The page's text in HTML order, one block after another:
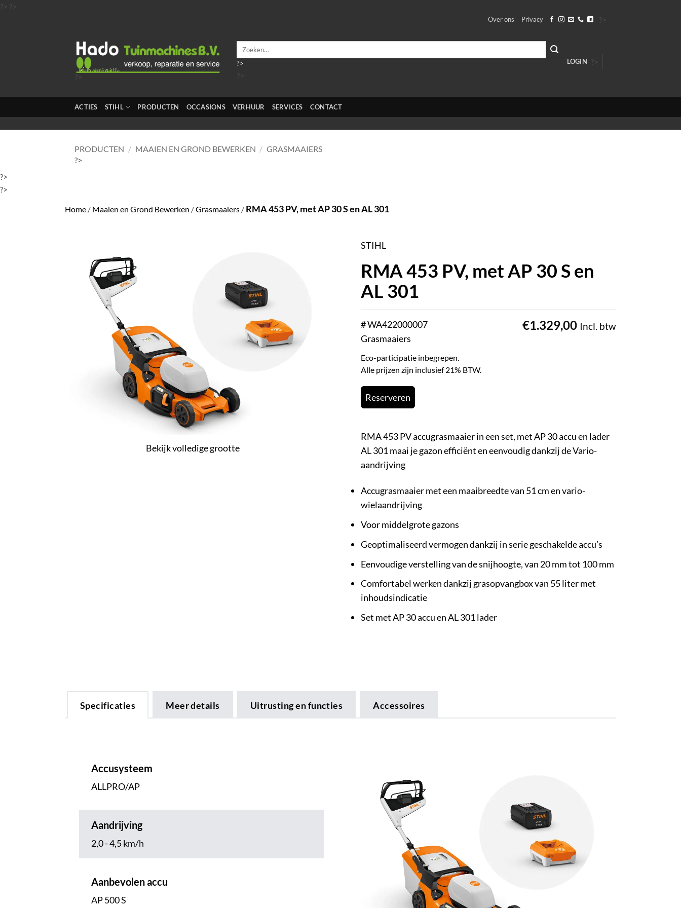
?> ?>
Over ons Privacy
?>
?>
Zoeken
?>
?>
LOGIN ?>
ACTIES STIHL PRODUCTEN OCCASIONS VERHUUR SERVICES CONTACT
PRODUCTEN / MAAIEN EN GROND BEWERKEN / GRASMAAIERS
?>
?>
?>
Home / Maaien en Grond Bewerken /Grasmaaiers / RMA 453 PV, met AP 30 S en AL 301
Bekijk volledige grootte
STIHL
RMA 453 PV, met AP 30 S en
AL 301
# WA422000007
Grasmaaiers
€1.329,00 Incl. btw
Eco-participatie inbegrepen.
Alle prijzen zijn inclusief 21% BTW.
Reserveren
RMA 453 PV accugrasmaaier in een set, met AP 30 accu en lader
AL 301 maai je gazon efficiënt en eenvoudig dankzij de Vario-
aandrijving
Accugrasmaaier met een maaibreedte van 51 cm en vario-
wielaandrijving
Voor middelgrote gazons
Geoptimaliseerd vermogen dankzij in serie geschakelde accu’s
Eenvoudige verstelling van de snijhoogte, van 20 mm tot 100 mm
Comfortabel werken dankzij grasopvangbox van 55 liter met
inhoudsindicatie
Set met AP 30 accu en AL 301 lader
Specificaties Meer details Uitrusting en functies Accessoires
Accusysteem
ALLPRO/AP
Aandrijving
2,0 - 4,5 km/h
Aanbevolen accu
AP 500 S